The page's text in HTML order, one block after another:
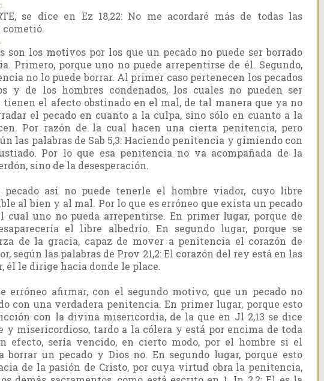
se dice en Ez 18,22: No me acordaré más de todas las
son los motivos por los que un pecado no puede ser borrado
Primero, porque uno no puede arrepentirse de él. Segundo,
no lo puede borrar. Al primer caso pertenecen los pecados
y de los hombres condenados, los cuales no pueden ser
tienen el afecto obstinado en el mal, de tal manera que ya no
el pecado en cuanto a la culpa, sino sólo en cuanto a la
Por razón de la cual hacen una cierta penitencia, pero
las palabras de Sab 5,3: Haciendo penitencia y gimiendo con
Por lo que esa penitencia no va acompañada de la
sino de la desesperación.
pecado así no puede tenerle el hombre viador, cuyo libre
al bien y al mal. Por lo que es erróneo que exista un pecado
cual uno no pueda arrepentirse. En primer lugar, porque de
el libre albedrío. En segundo lugar, porque se
de la gracia, capaz de mover a penitencia el corazón de
según las palabras de Prov 21,2: El corazón del rey está en las
él le dirige hacia donde le place.
erróneo afirmar, con el segundo motivo, que un pecado no
con una verdadera penitencia. En primer lugar, porque esto
con la divina misericordia, de la que en Jl 2,13 se dice
y misericordioso, tardo a la cólera y está por encima de toda
efecto, sería vencido, en cierto modo, por el hombre si el
borrar un pecado y Dios no. En segundo lugar, porque esto
de la pasión de Cristo, por cuya virtud obra la penitencia,